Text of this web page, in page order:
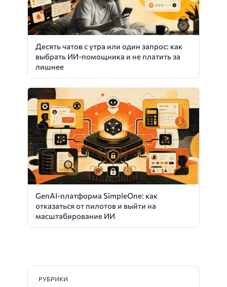
Десять чатов с утра или один запрос: как
выбрать ИИ-помощника и не платить за
лишнее
GenAI-платформа SimpleOne: как
отказаться от пилотов и выйти на
масштабирование ИИ
РУБРИКИ